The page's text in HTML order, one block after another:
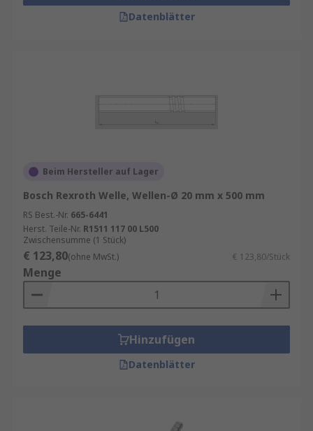
Datenblätter
Beim Hersteller auf Lager
Bosch Rexroth Welle, Wellen-Ø 20 mm x 500 mm
RS Best.-Nr. 665-6441
Herst. Teile-Nr. R1511 117 00 L500
Zwischensumme (1 Stück)
€ 123,80(ohne MwSt.) € 123,80/Stück
Menge
Hinzufügen
Datenblätter